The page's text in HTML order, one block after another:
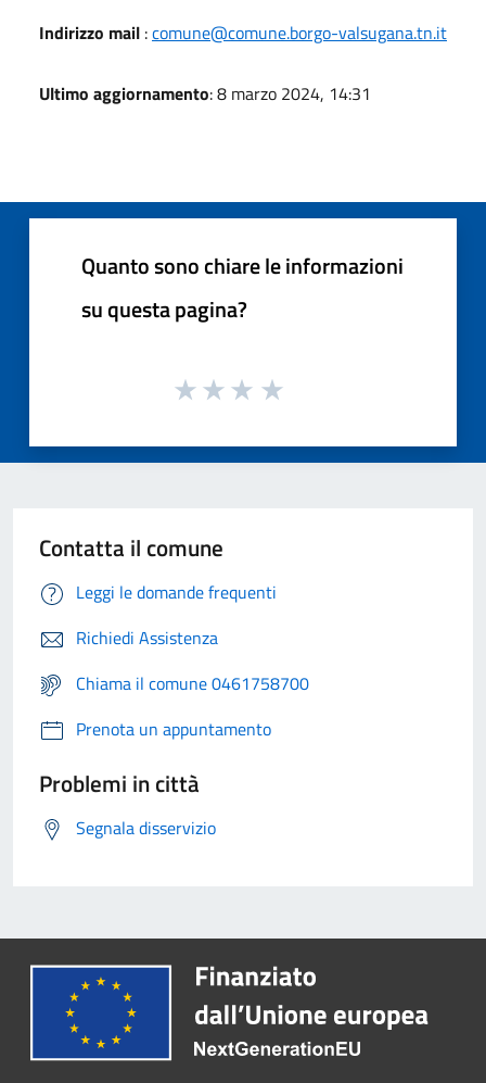
Indirizzo mail :comune@comune.borgo-valsugana.tn.it
Ultimo aggiornamento: 8 marzo 2024, 14:31
Quanto sono chiare le informazioni
su questa pagina?
Contatta il comune
Leggi le domande frequenti
Richiedi Assistenza
Chiama il comune 0461758700
Prenota un appuntamento
Problemi in città
Segnala disservizio